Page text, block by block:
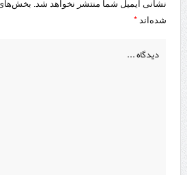
نشانی ایمیل شما منتشر نخواهد شد. بخش‌های
شده‌اند *